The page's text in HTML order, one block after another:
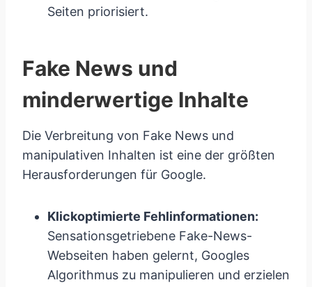
Seiten priorisiert.
Fake News und
minderwertige Inhalte
Die Verbreitung von Fake News und
manipulativen Inhalten ist eine der größten
Herausforderungen für Google.
Klickoptimierte Fehlinformationen:
Sensationsgetriebene Fake-News-
Webseiten haben gelernt, Googles
Algorithmus zu manipulieren und erzielen